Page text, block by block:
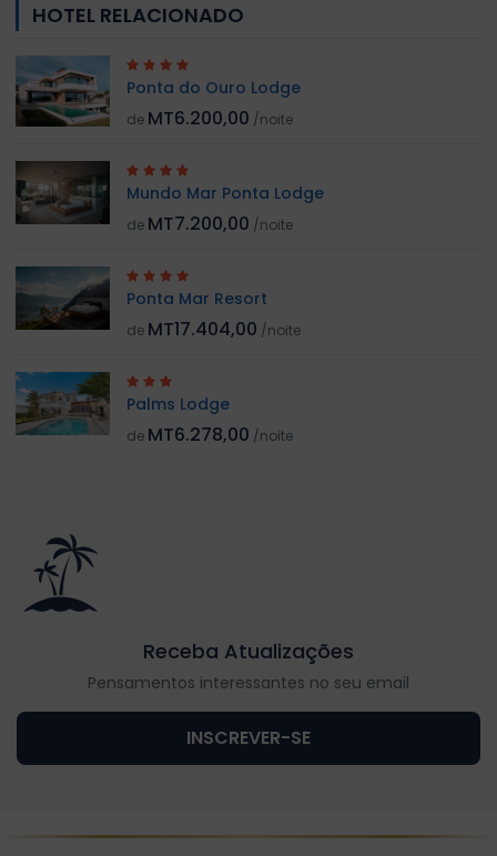
HOTEL RELACIONADO
Ponta do Ouro Lodge
de MT6.200,00 /noite
Mundo Mar Ponta Lodge
de MT7.200,00 /noite
Ponta Mar Resort
de MT17.404,00 /noite
Palms Lodge
de MT6.278,00 /noite
Receba Atualizações
Pensamentos interessantes no seu email
INSCREVER-SE